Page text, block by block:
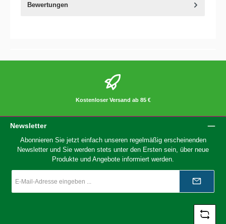
Bewertungen
Kostenloser Versand ab 85 €
Newsletter
Abonnieren Sie jetzt einfach unseren regelmäßig erscheinenden
Newsletter und Sie werden stets unter den Ersten sein, über neue
Produkte und Angebote informiert werden.
Mail-
*